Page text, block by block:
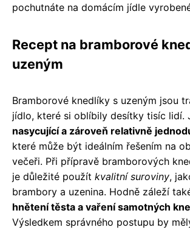
pochutnáte na domácím jídle
Recept na bramborové
uzeným
Bramborové knedlíky s uzeným jsou
jídlo, které si oblíbily desítky tisíc lidí.
nasycující a zároveň relativně
které může být ideálním řešením na
večeři. Při přípravě bramborových
je důležité použít kvalitní suroviny,
brambory a uzenina. Hodně záleží
hnětení těsta a vaření samotných
Výsledkem správného postupu by